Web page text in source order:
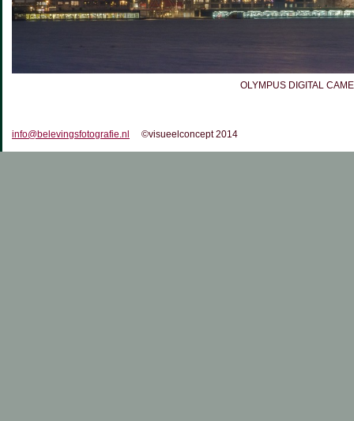
OLYMPUS DIGITAL
info@belevingsfotografie.nl ©visueelconcept 2014